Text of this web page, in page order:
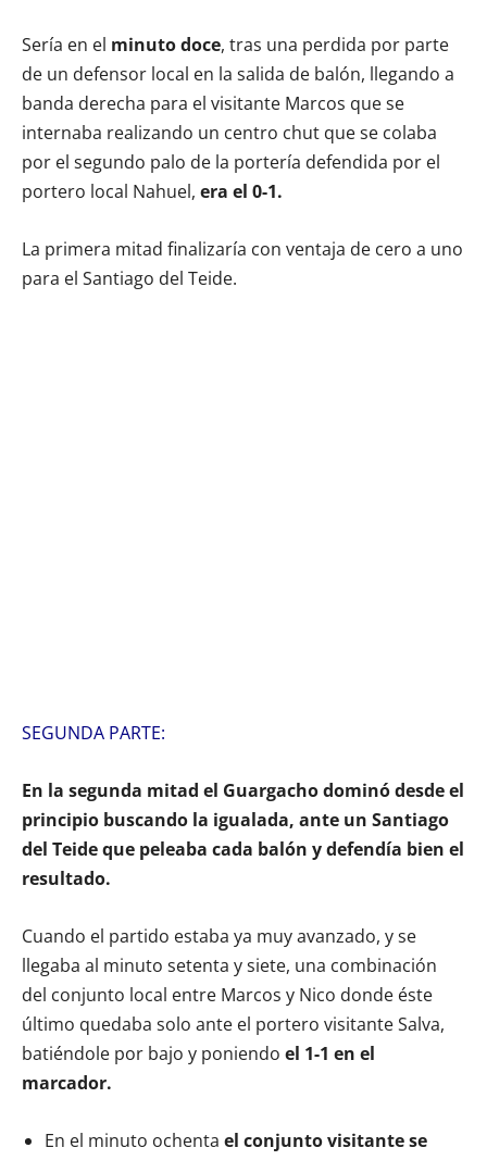
Sería en el minuto doce, tras una perdida por parte
de un defensor local en la salida de balón, llegando a
banda derecha para el visitante Marcos que se
internaba realizando un centro chut que se colaba
por el segundo palo de la portería defendida por el
portero local Nahuel, era el 0-1.
La primera mitad finalizaría con ventaja de cero a uno
para el Santiago del Teide.
SEGUNDA PARTE:
En la segunda mitad el Guargacho dominó desde el
principio buscando la igualada, ante un Santiago
del Teide que peleaba cada balón y defendía bien el
resultado.
Cuando el partido estaba ya muy avanzado, y se
llegaba al minuto setenta y siete, una combinación
del conjunto local entre Marcos y Nico donde éste
último quedaba solo ante el portero visitante Salva,
batiéndole por bajo y poniendo el 1-1 en el
marcador.
En el minuto ochenta el conjunto visitante se